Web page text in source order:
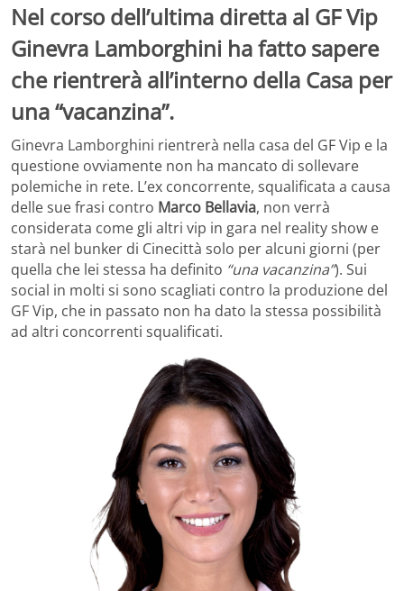
Nel corso dell’ultima diretta al GF Vip
Ginevra Lamborghini ha fatto sapere
che rientrerà all’interno della Casa per
una “vacanzina”.
Ginevra Lamborghini rientrerà nella casa del GF Vip e la
questione ovviamente non ha mancato di sollevare
polemiche in rete. L’ex concorrente, squalificata a causa
delle sue frasi contro Marco Bellavia, non verrà
considerata come gli altri vip in gara nel reality show e
starà nel bunker di Cinecittà solo per alcuni giorni (per
quella che lei stessa ha definito “una vacanzina”). Sui
social in molti si sono scagliati contro la produzione del
GF Vip, che in passato non ha dato la stessa possibilità
ad altri concorrenti squalificati.